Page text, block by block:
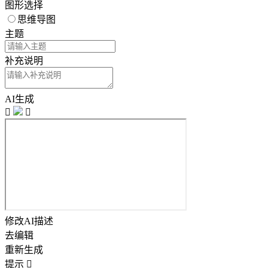
图形选择
思维导图
主题
补充说明
AI生成


修改AI描述
去编辑
重新生成
提示 